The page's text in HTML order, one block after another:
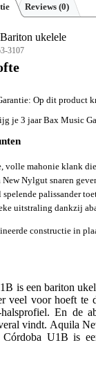
Reviews (0)
ukelele
3107
: Op dit product
je 3 jaar Bax Music
volle mahonie klank
Nylgut snaren
spelende palissander
uitstraling dankzij
constructie in
is een bariton
veel voor hoeft te
En de
vindt. Aquila
Córdoba U1B is